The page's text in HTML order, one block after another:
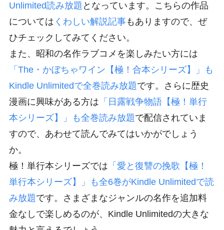
Unlimited読み放題 となっています。こちらの作品
については くわしい解説記事もありますので、ぜ
ひチェックしてみてください。
また、昭和の名作ラブコメを楽しみたい方には
「The・かぼちゃワイン【極！合本シリーズ】」も
Kindle Unlimitedで全巻読み放題です。さらに歴史
漫画に興味がある方は 「日露戦争物語【極！単行
本シリーズ】」も全巻読み放題で配信されていま
すので、あわせて読んでみてはいかがでしょう
か。
極！単行本シリーズでは 「愛と復讐の挽歌【極！
単行本シリーズ】」も全6巻がKindle Unlimitedで読
み放題です。さまざまなジャンルの名作を追加料
金なしで楽しめるのが、Kindle Unlimitedの大きな